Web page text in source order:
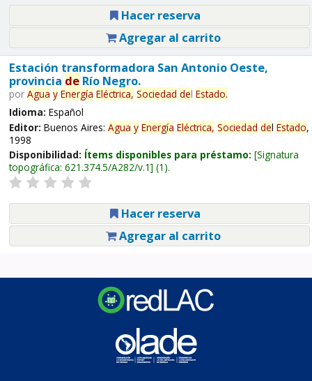
Hacer reserva
Agregar al carrito
Estación transformadora San Antonio Oeste,
provincia deRío Negro.
por Agua y Energía Eléctrica, Sociedad del Estado.
Idioma: Español
Editor: Buenos Aires: Agua y Energía Eléctrica, Sociedad del Estado,
1998
Disponibilidad: Ítems disponibles para préstamo: Signatura
topográfica: 621.374.5/A282/v.1 (1).
Hacer reserva
Agregar al carrito